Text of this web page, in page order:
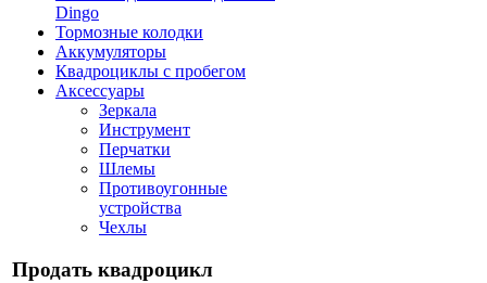
Dingo
Тормозные колодки
Аккумуляторы
Квадроциклы с пробегом
Аксессуары
Зеркала
Инструмент
Перчатки
Шлемы
Противоугонные
устройства
Чехлы
Продать квадроцикл